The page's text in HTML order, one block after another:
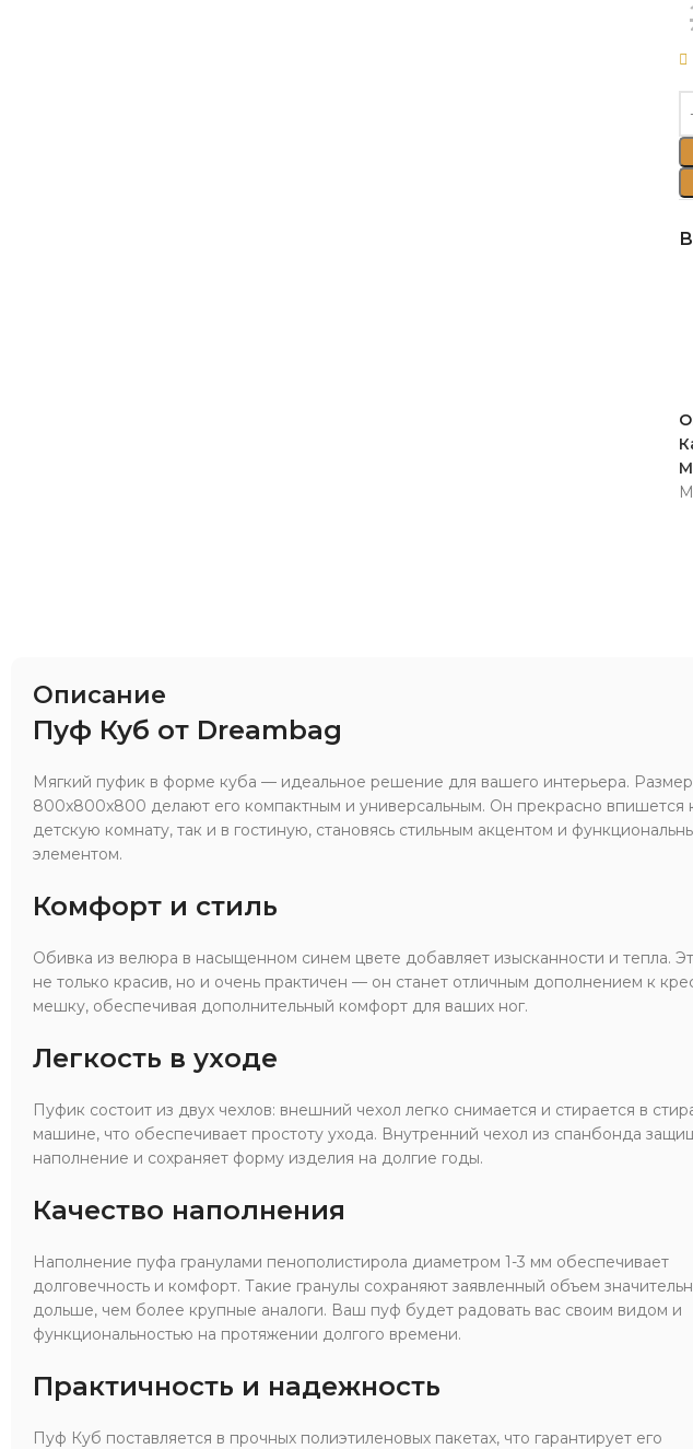
Описание
Пуф Куб от Dreambag
Мягкий пуфик в форме куба — идеальное решение для вашего интерьера.
800x800x800 делают его компактным и универсальным. Он прекрасно впишется
детскую комнату, так и в гостиную, становясь стильным акцентом и
элементом.
Комфорт и стиль
Обивка из велюра в насыщенном синем цвете добавляет изысканности и тепла.
не только красив, но и очень практичен — он станет отличным дополнением к
мешку, обеспечивая дополнительный комфорт для ваших ног.
Легкость в уходе
Пуфик состоит из двух чехлов: внешний чехол легко снимается и стирается в
машине, что обеспечивает простоту ухода. Внутренний чехол из спанбонда
наполнение и сохраняет форму изделия на долгие годы.
Качество наполнения
Наполнение пуфа гранулами пенополистирола диаметром 1-3 мм обеспечивает
долговечность и комфорт. Такие гранулы сохраняют заявленный объем
дольше, чем более крупные аналоги. Ваш пуф будет радовать вас своим видом и
функциональностью на протяжении долгого времени.
Практичность и надежность
Пуф Куб поставляется в прочных полиэтиленовых пакетах, что гарантирует его